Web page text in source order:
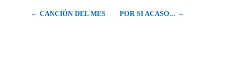
← CANCIÓN DEL MES POR SI ACASO... →